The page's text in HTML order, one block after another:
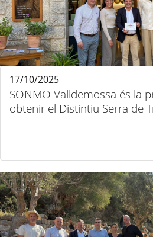
SONMO Valldemossa és la
obtenir el Distintiu Serra de
17/10/2025